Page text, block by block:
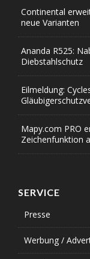
Continental
neue Varianten
Ananda R525:
Diebstahlschutz
Eilmeldung:
Mapy.com PRO
Zeichenfunktion
SERVICE
Presse
Werbung /